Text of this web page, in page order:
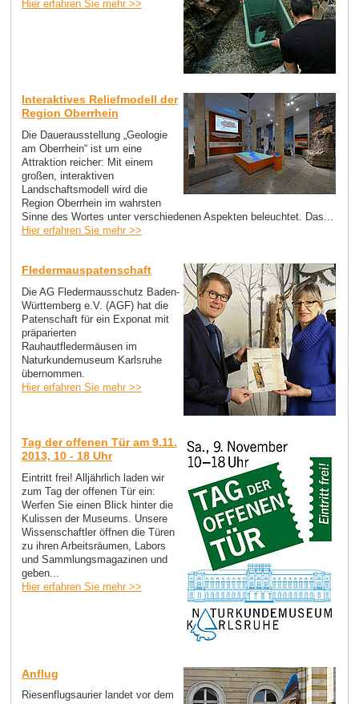
Hier erfahren Sie mehr >>
Interaktives Reliefmodell der
Region Oberrhein
Die Dauerausstellung „Geologie
am Oberrhein“ ist um eine
Attraktion reicher: Mit einem
großen, interaktiven
Landschaftsmodell wird die
Region Oberrhein im wahrsten
Sinne des Wortes unter verschiedenen Aspekten beleuchtet. Das...
Hier erfahren Sie mehr >>
Fledermauspatenschaft
Die AG Fledermausschutz Baden-
Württemberg e.V. (AGF) hat die
Patenschaft für ein Exponat mit
präparierten
Rauhautfledermäusen im
Naturkundemuseum Karlsruhe
übernommen.
Hier erfahren Sie mehr >>
Tag der offenen Tür am 9.11.
2013, 10 - 18 Uhr
Eintritt frei! Alljährlich laden wir
zum Tag der offenen Tür ein:
Werfen Sie einen Blick hinter die
Kulissen der Museums. Unsere
Wissenschaftler öffnen die Türen
zu ihren Arbeitsräumen, Labors
und Sammlungsmagazinen und
geben...
Hier erfahren Sie mehr >>
Anflug
Riesenflugsaurier landet vor dem